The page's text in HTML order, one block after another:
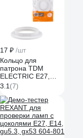
17 ₽ /шт
Кольцо для
патрона TDM
ELECTRIC Е27,
термостойкий
пластик, белый
SQ0335-0162
3.1 (7)